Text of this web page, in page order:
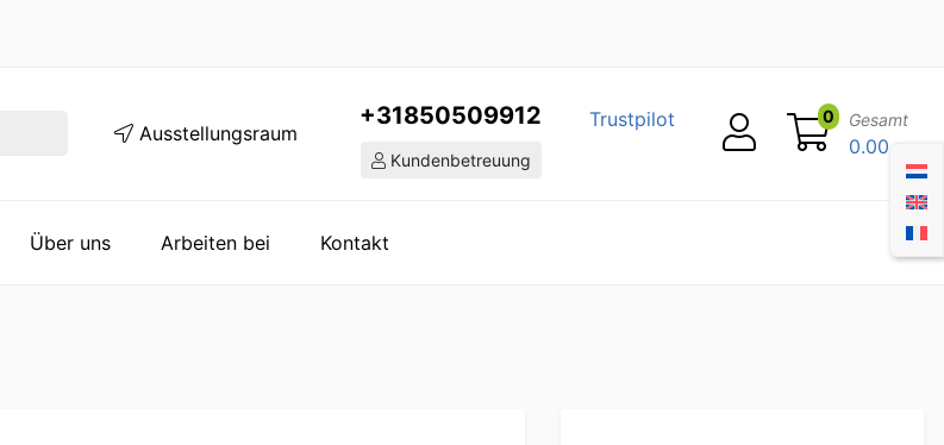
Ausstellungsraum
+31850509912
Kundenbetreuung
Trustpilot 0 Gesamt
0.00
Über uns Arbeiten bei Kontakt